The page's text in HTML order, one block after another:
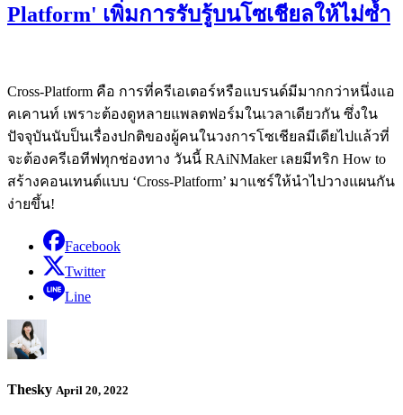
Platform' เพิ่มการรับรู้บนโซเชียลให้ไม่ซ้ำ
Cross-Platform คือ การที่ครีเอเตอร์หรือแบรนด์มีมากกว่าหนึ่งแอ
คเคานท์ เพราะต้องดูหลายแพลตฟอร์มในเวลาเดียวกัน ซึ่งใน
ปัจจุบันนับป็นเรื่องปกติของผู้คนในวงการโซเชียลมีเดียไปแล้วที่
จะต้องครีเอทีฟทุกช่องทาง วันนี้ RAiNMaker เลยมีทริก How to
สร้างคอนเทนต์แบบ ‘Cross-Platform’ มาแชร์ให้นำไปวางแผนกัน
ง่ายขึ้น!
Facebook
Twitter
Line
Thesky April 20, 2022